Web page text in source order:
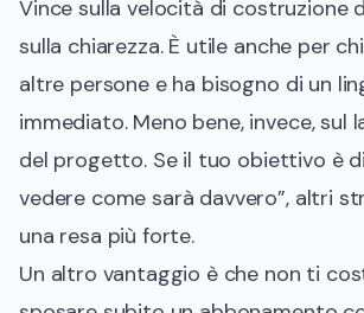
Vince sulla velocità di costruzione
sulla chiarezza. È utile anche per
altre persone e ha bisogno di un
immediato. Meno bene, invece, sul
del progetto. Se il tuo obiettivo è
vedere come sarà davvero”, altri
una resa più forte.
Un altro vantaggio è che non ti